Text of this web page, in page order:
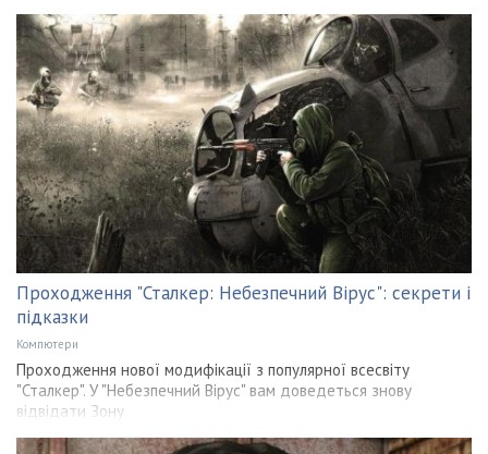
Проходження "Сталкер: Небезпечний Вірус": секрети і
підказки
Компютери
Проходження нової модифікації з популярної всесвіту
"Сталкер". У "Небезпечний Вірус" вам доведеться знову
відвідати Зону